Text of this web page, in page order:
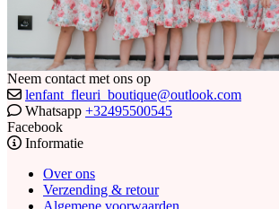
Neem contact met ons op
lenfant_fleuri_boutique@outlook.com
Whatsapp +32495500545
Facebook
Informatie
Over ons
Verzending & retour
Algemene voorwaarden